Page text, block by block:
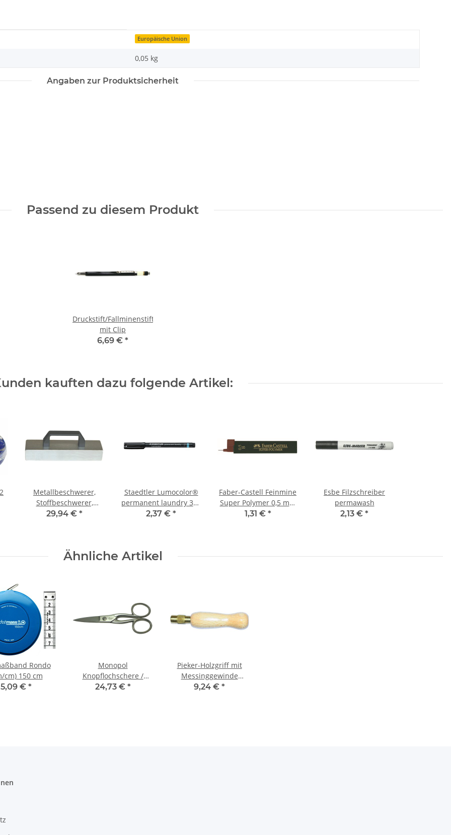
Europäische Union
0,05 kg
Angaben zur Produktsicherheit
Passend zu diesem Produkt
Druckstift/Fallminenstift
mit Clip
6,69 € *
kauften dazu folgende Artikel:
Metallbeschwerer,
Stoffbeschwerer,
Gewicht mit Griff 2 kg
29,94 € *
Staedtler Lumocolor®
permanent laundry 319
LM, Permanent
2,37 € *
Faber-Castell Feinmine
Super Polymer 0,5 mm
HB (12 Stück)
1,31 € *
Esbe Filzschreiber
permawash
2,13 € *
Ähnliche Artikel
Rondo
cm) 150 cm
5,09 € *
Monopol
Knopflochschere /
Weberschere 5,5'' (14
24,73 € *
Pieker-Holzgriff mit
Messinggewinde
(Pfriem)
9,24 € *